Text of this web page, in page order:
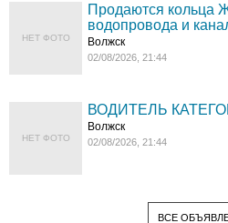
НЕТ ФОТО
Продаются кольца
водопровода и
Волжск
02/08/2026, 21:44
НЕТ ФОТО
ВОДИТЕЛЬ
Волжск
02/08/2026, 21:44
ВСЕ